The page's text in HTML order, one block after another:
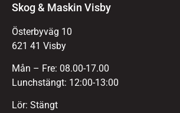
Skog & Maskin Visby
Österbyväg 10
621 41 Visby
Mån – Fre: 08.00-17.00
Lunchstängt: 12:00-13:00
Lör: Stängt